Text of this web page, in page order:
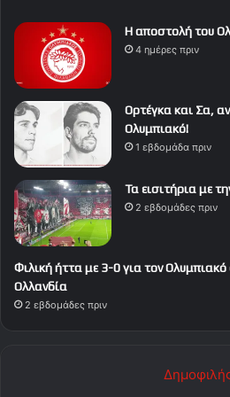
Η αποστολή του
4 ημέρες πριν
Ορτέγκα και Σα,
Ολυμπιακό!
1 εβδομάδα πριν
Τα εισιτήρια με
2 εβδομάδες πριν
Φιλική ήττα με 3-0 για τον
Ολλανδία
2 εβδομάδες πριν